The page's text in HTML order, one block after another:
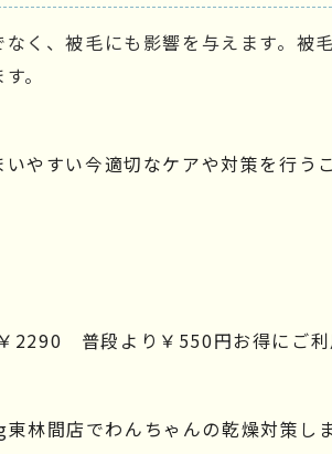
く、被毛にも影響を与えます。
。
やすい今適切なケアや対策を行う
2290　普段より￥550円お得にご利
林間店でわんちゃんの乾燥対策し